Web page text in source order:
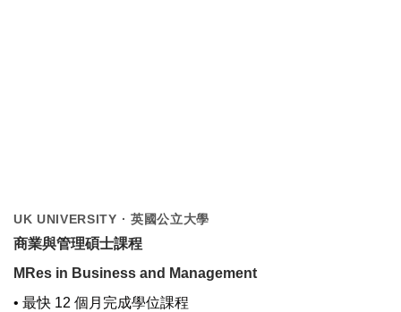
UK UNIVERSITY · 英國公立大學
商業與管理碩士課程
MRes in Business and Management
• 最快 12 個月完成學位課程